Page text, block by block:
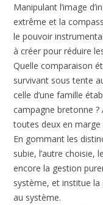
Manipulant l’image
extrême et la
le pouvoir
à créer pour réduire
Quelle comparaison
survivant sous tente
celle d’une famille
campagne bretonne ?
toutes deux en
En gommant les
subie, l’autre choisie,
encore la gestion
système, et institue
au système.